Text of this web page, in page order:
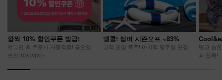
깜짝 10% 할인쿠폰 발급!
로그인 후 주문시 자동적용! 금요일
오전 10시까지~
앵콜! 썸머 시즌오프 ~83%
고객 요청 폭주! 마지막 일주일 연장!
덥고 습
과 집콕!